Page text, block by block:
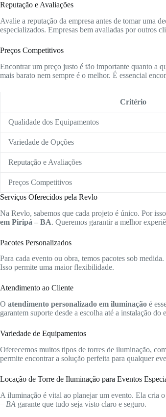
Reputação e Avaliações
Avalie a reputação da empresa antes de tomar uma
especializados. Empresas bem avaliadas por outros
Preços Competitivos
Encontrar um preço justo é tão importante quanto a
mais barato nem sempre é o melhor. É essencial
Critério
Qualidade dos Equipamentos
Variedade de Opções
Reputação e Avaliações
Preços Competitivos
Serviços Oferecidos pela Revlo
Na Revlo, sabemos que cada projeto é único. Por
em Piripá – BA. Queremos garantir a melhor
Pacotes Personalizados
Para cada evento ou obra, temos pacotes sob
Isso permite uma maior flexibilidade.
Atendimento ao Cliente
O atendimento personalizado em iluminação é
garantem suporte desde a escolha até a instalação do
Variedade de Equipamentos
Oferecemos muitos tipos de torres de iluminação,
permite encontrar a solução perfeita para qualquer
Locação de Torre de Iluminação para Eventos
A iluminação é vital ao planejar um evento. Ela cria
– BA garante que tudo seja visto claro e seguro.